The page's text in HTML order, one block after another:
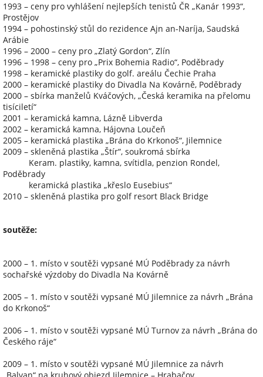
1993 – ceny pro vyhlášení nejlepších tenistů ČR „Kanár 1993“,
Prostějov
1994 – pohostinský stůl do rezidence Ajn an-Naríja, Saudská
Arábie
1996 – 2000 – ceny pro „Zlatý Gordon“, Zlín
1996 – 1998 – ceny pro „Prix Bohemia Radio“, Poděbrady
1998 – keramické plastiky do golf. areálu Čechie Praha
2000 – keramické plastiky do Divadla Na Kovárně, Poděbrady
2000 – sbírka manželů Kváčových, „Česká keramika na přelomu
tisíciletí“
2001 – keramická kamna, Lázně Libverda
2002 – keramická kamna, Hájovna Loučeň
2005 – keramická plastika „Brána do Krkonoš“, Jilemnice
2009 – skleněná plastika „Štír“, soukromá sbírka
Keram. plastiky, kamna, svítidla, penzion Rondel,
Poděbrady
keramická plastika „křeslo Eusebius“
2010 – skleněná plastika pro golf resort Black Bridge
soutěže:
2000 – 1. místo v soutěži vypsané MÚ Poděbrady za návrh
sochařské výzdoby do Divadla Na Kovárně
2005 – 1. místo v soutěži vypsané MÚ Jilemnice za návrh „Brána
do Krkonoš“
2006 – 1. místo v soutěži vypsané MÚ Turnov za návrh „Brána do
Českého ráje“
2009 – 1. místo v soutěži vypsané MÚ Jilemnice za návrh